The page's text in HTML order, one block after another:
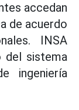
accedan
de acuerdo
INSA
del sistema
ingeniería